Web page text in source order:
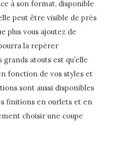
à son format, disponible
peut être visible de près
plus vous ajoutez de
la repérer
atouts est qu’elle
fonction de vos styles et
sont aussi disponibles
finitions en ourlets et en
choisir une coupe